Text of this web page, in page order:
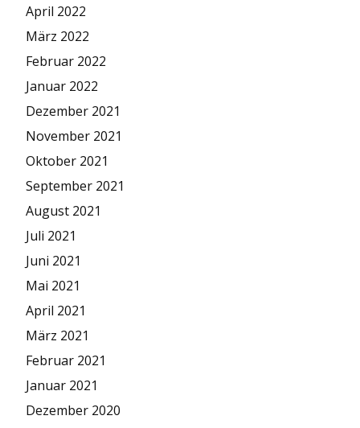
April 2022
März 2022
Februar 2022
Januar 2022
Dezember 2021
November 2021
Oktober 2021
September 2021
August 2021
Juli 2021
Juni 2021
Mai 2021
April 2021
März 2021
Februar 2021
Januar 2021
Dezember 2020